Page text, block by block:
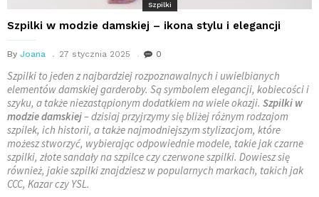
Szpilki
Szpilki w modzie damskiej – ikona stylu i elegancji
By Joana 27 stycznia 2025 0
Szpilki to jeden z najbardziej rozpoznawalnych i uwielbianych
elementów damskiej garderoby. Są symbolem elegancji, kobiecości i
szyku, a także niezastąpionym dodatkiem na wiele okazji. Szpilki w
modzie damskiej– dzisiaj przyjrzymy się bliżej różnym rodzajom
szpilek, ich historii, a także najmodniejszym stylizacjom, które
możesz stworzyć, wybierając odpowiednie modele, takie jak czarne
szpilki, złote sandały na szpilce czy czerwone szpilki. Dowiesz się
również, jakie szpilki znajdziesz w popularnych markach, takich jak
CCC, Kazar czy YSL.